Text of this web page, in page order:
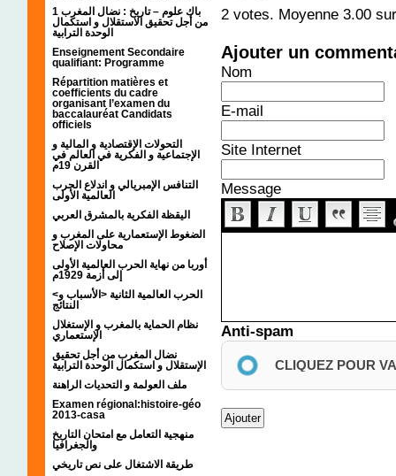
1 باك علوم – تاريخ : نضال المغرب
من أجل تحقيق الاستقلال و استكمال
الوحدة الترابية
Enseignement Secondaire
qualifiant: Programme
Répartition matières et
coefficients du cadre
organisant l’examen du
baccalauréat Candidats
officiels
التحولات الإقتصادية و المالية و
الإجتماعية و الفكرية في العالم في
القرن 19م
التنافس الإمبريالي و اندلاع الحرب
العالمية الأولى
اليقظة الفكرية بالمشرق العربي
الضغوط الإستعمارية على المغرب و
محاولات الإصلاح
أوربا من نهاية الحرب العالمية الأولى
إلى أزمة 1929م
<الحرب العالمية الثانية <الأسباب و
النتائج
نظام الحماية بالمغرب و الإستغلال
الإستعماري
نضال المغرب من أجل تحقيق
الإستقلال و استكمال الوحدة الترابية
ملف العولمة و التحديات الراهنة
Examen régional:histoire-géo
2013-casa
منهجية التعامل مع امتحان التاريخ
والجغرافيا
طريقة الاشتغال على نص تاريخي
2 votes. Moyenne 3.00
Ajouter un
Nom
E-mail
Site Internet
Message
Anti-spam
CLIQUEZ POUR